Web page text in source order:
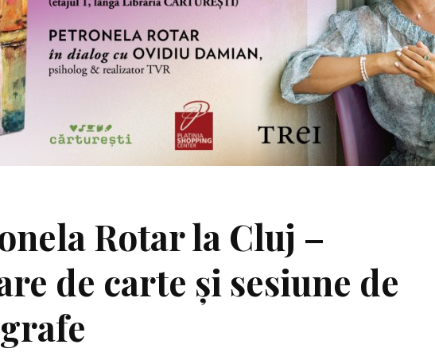
Rotar la Cluj –
de carte și sesiune de